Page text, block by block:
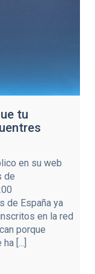
tu
en su web
de
de España ya
en la red
porque
[...]